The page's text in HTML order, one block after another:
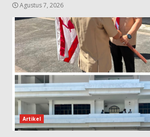
Agustus 7, 2026
Artikel